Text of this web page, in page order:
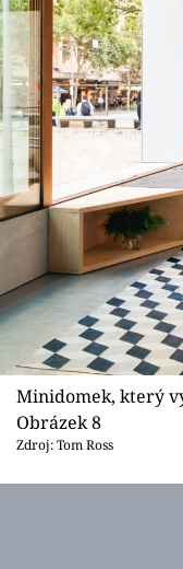
Minidomek, který
Obrázek 8
Zdroj: Tom Ross